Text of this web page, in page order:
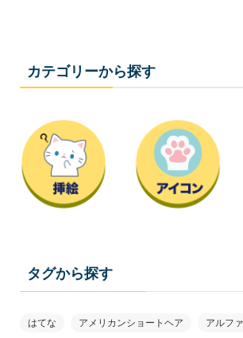
カテゴリーから探す
タグから探す
はてな アメリカンショートヘア アルフ